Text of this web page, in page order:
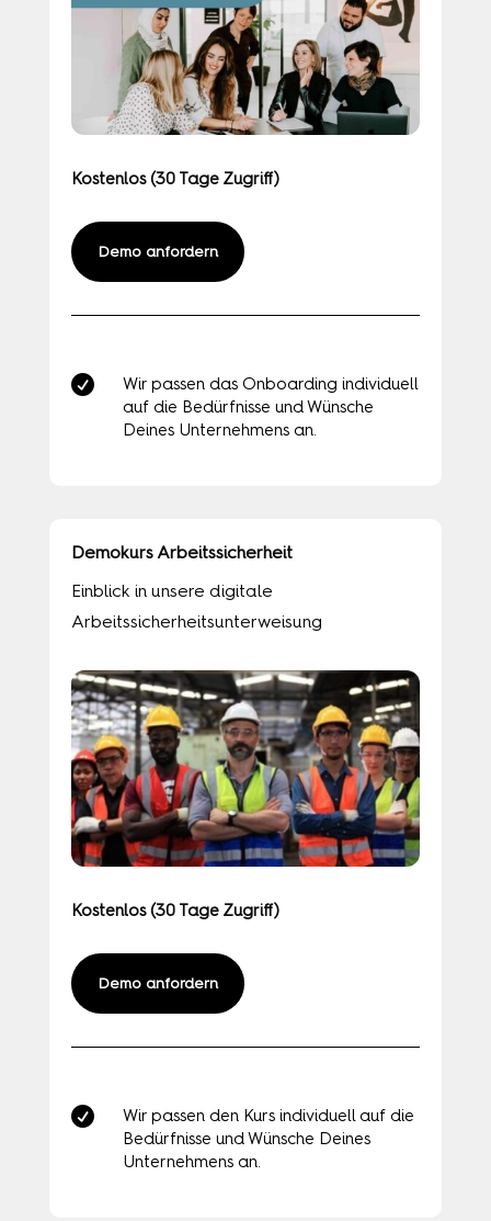
Kostenlos (30 Tage Zugriff)
Demo anfordern

Wir passen das Onboarding individuell
auf die Bedürfnisse und Wünsche
Deines Unternehmens an.
Demokurs Arbeitssicherheit
Einblick in unsere digitale
Arbeitssicherheitsunterweisung
Kostenlos (30 Tage Zugriff)
Demo anfordern

Wir passen den Kurs individuell auf die
Bedürfnisse und Wünsche Deines
Unternehmens an.